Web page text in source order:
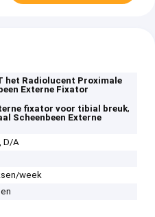
het Radiolucent Proximale
Externe Fixator
fixator voor tibial breuk,
Scheenbeen Externe
D/A
week